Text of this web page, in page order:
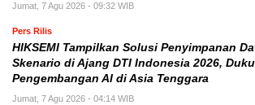
Jumat, 7 Agu 2026 - 09:32 WIB
Pers Rilis
HIKSEMI Tampilkan Solusi Penyimpanan
Skenario di Ajang DTI Indonesia 2026,
Pengembangan AI di Asia Tenggara
Jumat, 7 Agu 2026 - 04:14 WIB